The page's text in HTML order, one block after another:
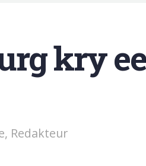
kry
Redakteur